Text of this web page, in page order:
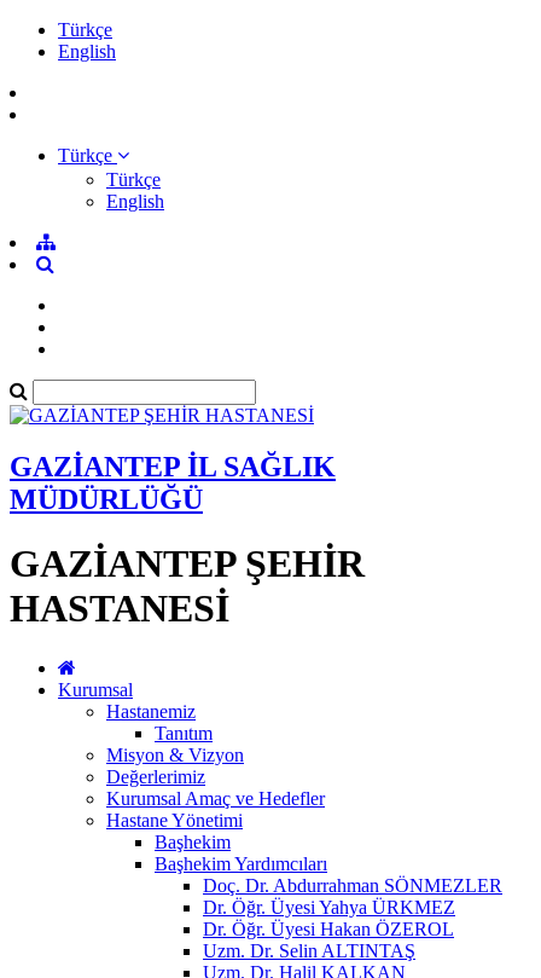
Türkçe
English
Türkçe
Türkçe
English
GAZİANTEP İL SAĞLIK
MÜDÜRLÜĞÜ
GAZİANTEP ŞEHİR
HASTANESİ
Kurumsal
Hastanemiz
Tanıtım
Misyon & Vizyon
Değerlerimiz
Kurumsal Amaç ve Hedefler
Hastane Yönetimi
Başhekim
Başhekim Yardımcıları
Doç. Dr. Abdurrahman SÖNMEZLER
Dr. Öğr. Üyesi Yahya ÜRKMEZ
Dr. Öğr. Üyesi Hakan ÖZEROL
Uzm. Dr. Selin ALTINTAŞ
Uzm. Dr. Halil KALKAN